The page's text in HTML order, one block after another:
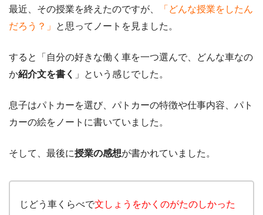
最近、その授業を終えたのですが、
「どんな授業をしたん
だろう？」
と思ってノートを見ました。
すると「自分の好きな働く車を一つ選んで、どんな車なの
か紹介文を書く 」という感じでした。
息子はパトカーを選び、パトカーの特徴や仕事内容、パト
カーの絵をノートに書いていました。
そして、最後に授業の感想が書かれていました。
じどう車くらべで文しょうをかくのがたのしかった